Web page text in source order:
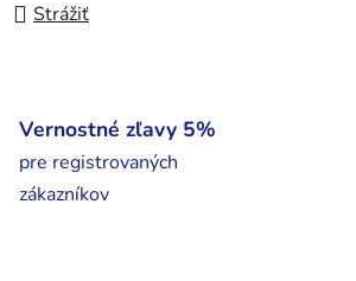
Strážiť
Vernostné zľavy 5%
pre registrovaných
zákazníkov